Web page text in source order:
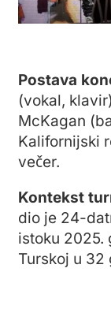
Postava
(vokal,
McKagan
Kalifornijski
večer.
Kontekst
dio je 24-
istoku 2025.
Turskoj u 32